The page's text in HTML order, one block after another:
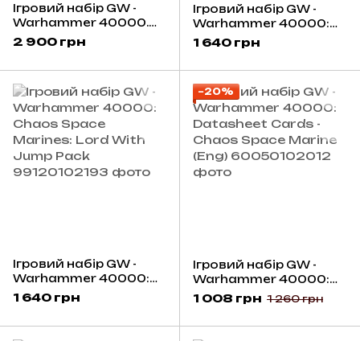
Ігровий набір GW -
Warhammer 40000.
Kill Team: Legionaries
2 900 грн
Ігровий набір GW -
Warhammer 40000:
Chaos Space Marines:
Chaos Lord
1 640 грн
Ігровий набір GW -
Warhammer 40000:
Chaos Space Marines:
Lord With Jump Pack
1 640 грн
−20%
Ігровий набір GW -
Warhammer 40000:
Datasheet Cards -
Chaos Space Marine
1 008 грн 1 260 грн